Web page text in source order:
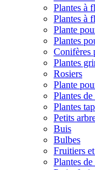
Plantes à
Plantes à
Plante
Plantes
Conifères
Plantes
Rosiers
Plante
Plantes de
Plantes
Petits
Buis
Bulbes
Fruitiers
Plantes